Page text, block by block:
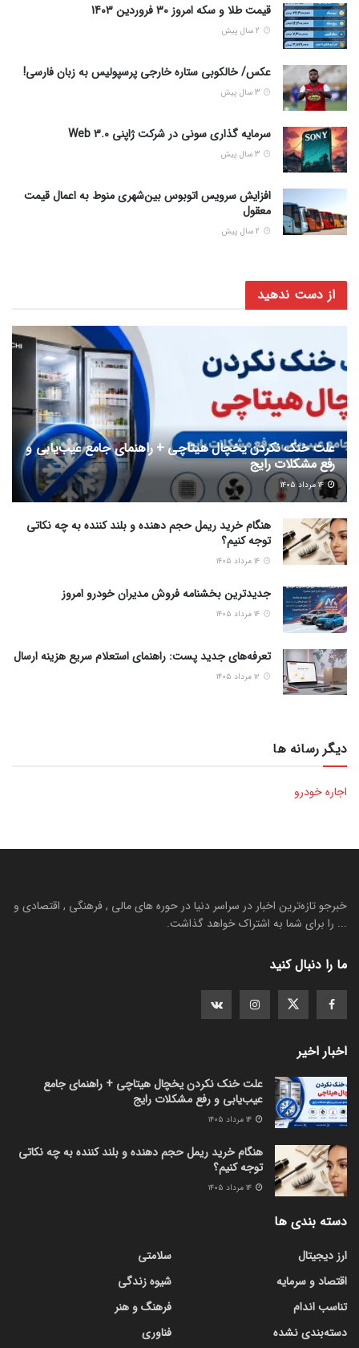
قیمت طلا و سکه امروز 30 فروردین 1403
عکس/ خالکوبی ستاره خارجی پرسپولیس به زبان فارسی!
سرمایه گذاری سونی در شرکت ژاپنی Web 3.0
افزایش سرویس اتوبوس بین‌شهری منوط به اعمال قیمت
معقول
از دست ندهید
علت خنک نکردن یخچال هیتاچی + راهنمای جامع عیب‌یابی و
رفع مشکلات رایج
۱۴ مرداد ۱۴۰۵
هنگام خرید ریمل حجم دهنده و بلند کننده به چه نکاتی
توجه کنیم؟
جدیدترین بخشنامه فروش مدیران خودرو امروز
تعرفه‌های جدید پست: راهنمای استعلام سریع هزینه ارسال
دیگر رسانه ها
اجاره خودرو
خبرجو تازه‌ترین اخبار در سراسر دنیا در حوره های مالی , فرهنگی , اقتصادی و
... را برای شما به اشتراک خواهد گذاشت.
ما را دنبال کنید
اخبار اخیر
علت خنک نکردن یخچال هیتاچی + راهنمای جامع
عیب‌یابی و رفع مشکلات رایج
هنگام خرید ریمل حجم دهنده و بلند کننده به چه نکاتی
توجه کنیم؟
دسته بندی ها
ارز دیجیتال
اقتصاد و سرمایه
تناسب اندام
دسته‌بندی نشده
سلامتی
شیوه زندگی
فرهنگ و هنر
فناوری